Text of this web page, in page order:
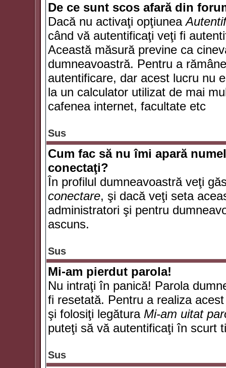
De ce sunt scos afară din
Dacă nu activaţi opţiunea
când vă autentificaţi veţi fi
Această măsură previne ca
dumneavoastră. Pentru a
autentificare, dar acest lucru nu
la un calculator utilizat de mai
cafenea internet, facultate etc
Sus
Cum fac să nu îmi apară
conectaţi?
În profilul dumneavoastră veţi
conectare, şi dacă veţi seta
administratori şi pentru
ascuns.
Sus
Mi-am pierdut parola!
Nu intraţi în panică! Parola
fi resetată. Pentru a realiza
şi folosiţi legătura Mi-am uitat
puteţi să vă autentificaţi în scurt
Sus